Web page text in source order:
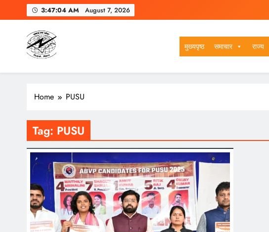
to
3:47:05 AM August 7, 2026
VSK BIHAR
मुख्यपृष्ठ समाचार राज्य
Home PUSU
Tag: PUSU